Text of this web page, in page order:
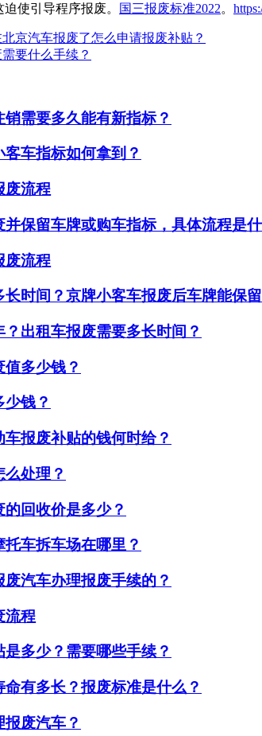
使引导程序报废。 国三报废标准2022。
京汽车报废了怎么申请报废补贴？
要什么手续？
需要多久能有新指标？
车指标如何拿到？
废流程
保留车牌或购车指标，具体流程是
废流程
时间？京牌小客车报废后车牌能保
出租车报废需要多长时间？
多少钱？
钱？
报废补贴的钱何时给？
处理？
回收价是多少？
车拆车场在哪里？
汽车办理报废手续的？
流程
多少？需要哪些手续？
有多长？报废标准是什么？
废汽车？